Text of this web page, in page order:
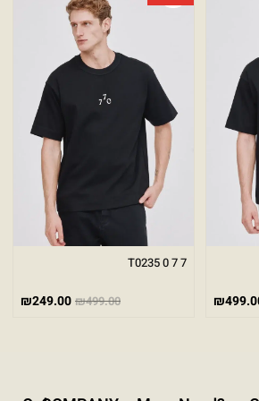
₪
7 7 0 T0235
₪499.00
₪249.00
ניגודיות גבוהה
רקע בהיר